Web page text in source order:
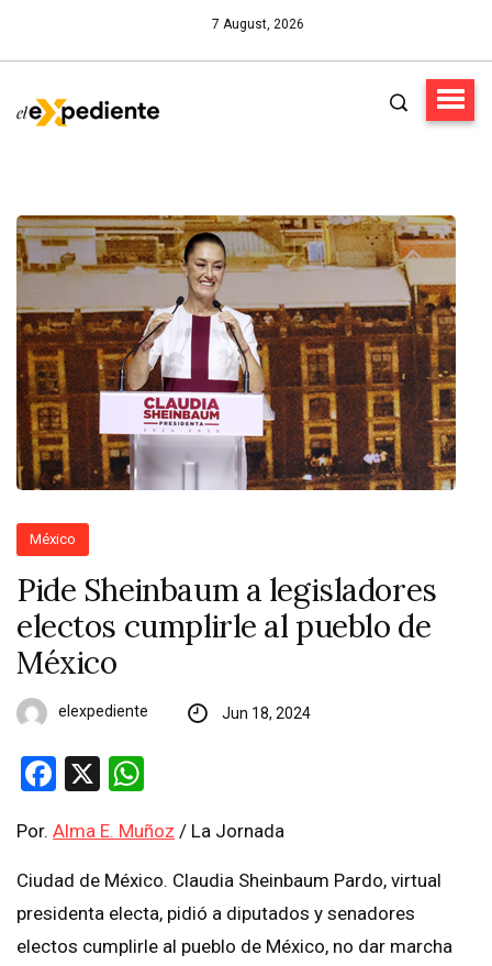
7 August, 2026
México
Pide Sheinbaum a legisladores
electos cumplirle al pueblo de
México
elexpediente Jun 18, 2024
Facebook
X
Por. Alma E. Muñoz / La Jornada
Ciudad de México. Claudia Sheinbaum Pardo, virtual
presidenta electa, pidió a diputados y senadores
electos cumplirle al pueblo de México, no dar marcha